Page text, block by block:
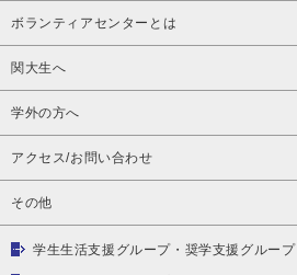
ボランティアセンターとは
関大生へ
学外の方へ
アクセス/お問い合わせ
その他
学生生活支援グループ・奨学支援グループ